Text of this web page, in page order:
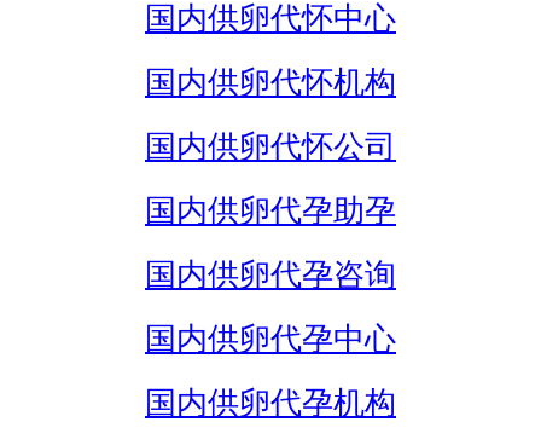
国内供卵代怀中心
国内供卵代怀机构
国内供卵代怀公司
国内供卵代孕助孕
国内供卵代孕咨询
国内供卵代孕中心
国内供卵代孕机构